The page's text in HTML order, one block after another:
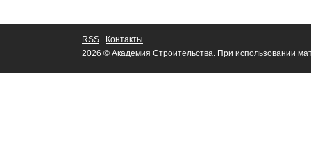
RSS
Контакты
2026 © Академия Строительства. При использовании